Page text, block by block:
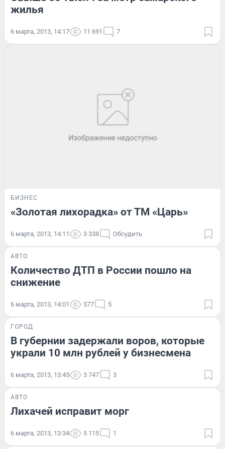
жилья
6 марта, 2013, 14:17 11 691 7
БИЗНЕС
«Золотая лихорадка» от ТМ «Царь»
6 марта, 2013, 14:11 3 338 Обсудить
АВТО
Количество ДТП в России пошло на
снижение
6 марта, 2013, 14:01 577 5
ГОРОД
В губернии задержали воров, которые
украли 10 млн рублей у бизнесмена
6 марта, 2013, 13:45 3 747 3
АВТО
Лихачей исправит морг
6 марта, 2013, 13:34 5 115 1